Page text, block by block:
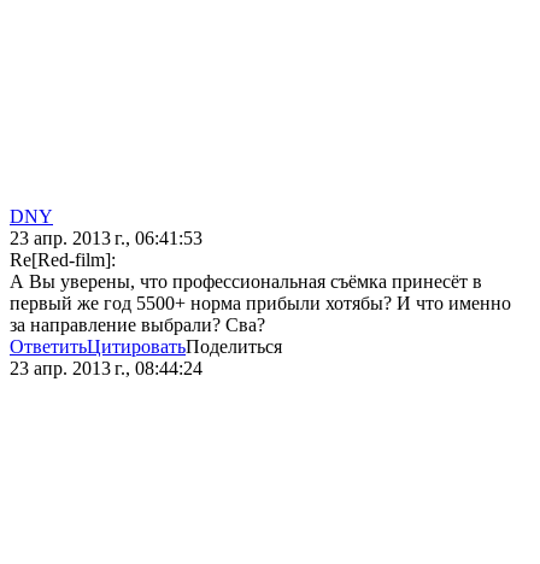
DNY
23 апр. 2013 г., 06:41:53
Re[Red-film]:
А Вы уверены, что профессиональная съёмка принесёт в
первый же год 5500+ норма прибыли хотябы? И что именно
за направление выбрали? Сва?
ОтветитьЦитироватьПоделиться
23 апр. 2013 г., 08:44:24